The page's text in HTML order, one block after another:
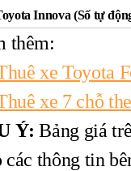
Innova (Số tự
thêm:
xe Toyota
xe 7 chỗ
Ý: Bảng giá
các thông tin